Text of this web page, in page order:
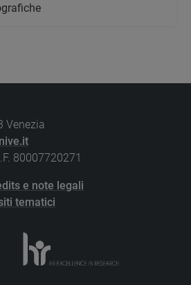
Venezia
80007720271
e note legali
tematici